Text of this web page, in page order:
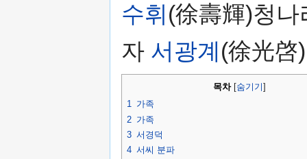
수휘 (徐壽輝)청
자 서광계 (徐光啓)
목차[ 숨기기
1 가족
2 가족
3 서경덕
4 서씨 분파